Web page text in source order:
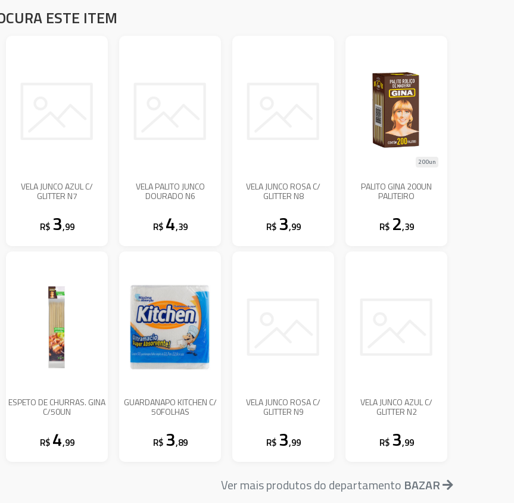
ESTE ITEM
VELA JUNCO AZUL C/
GLITTER N7
R$ 3,99
VELA PALITO JUNCO
DOURADO N6
R$ 4,39
VELA JUNCO ROSA C/
GLITTER N8
R$ 3,99
PALITO GINA 200UN
PALITEIRO
200un
R$ 2,39
ESPETO DE CHURRAS. GINA
C/50UN
R$ 4,99
GUARDANAPO KITCHEN C/
50FOLHAS
R$ 3,89
VELA JUNCO ROSA C/
GLITTER N9
R$ 3,99
VELA JUNCO AZUL C/
GLITTER N2
R$ 3,99
Ver mais produtos do departamento BAZAR